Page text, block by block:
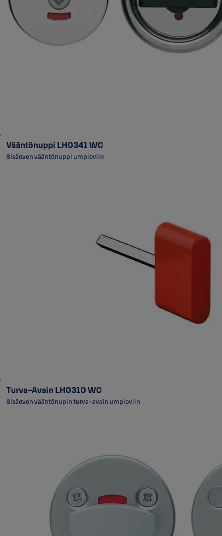
Vääntönuppi LH0341 WC
Sisäoven vääntönuppi umpioviin
Turva-Avain LH0310 WC
Sisäoven vääntönupin turva-avain umpioviin